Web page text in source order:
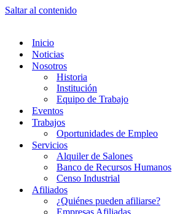
Saltar al contenido
Inicio
Noticias
Nosotros
Historia
Institución
Equipo de Trabajo
Eventos
Trabajos
Oportunidades de Empleo
Servicios
Alquiler de Salones
Banco de Recursos Humanos
Censo Industrial
Afiliados
¿Quiénes pueden afiliarse?
Empresas Afiliadas